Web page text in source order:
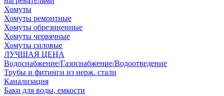
Хомуты
Хомуты ремонтные
Хомуты обрезиненные
Хомуты червячные
Хомуты силовые
ЛУЧШАЯ ЦЕНА
Водоснабжение/Газоснабжение/Водоотведение
Трубы и фитинги из нерж. стали
Канализация
Баки для воды, емкости